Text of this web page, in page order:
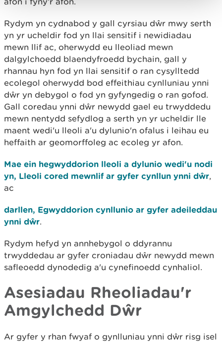
Rydym yn cydnabod y gall cyrsiau dŵr mwy serth
yn yr ucheldir fod yn llai sensitif i newidiadau
mewn llif ac, oherwydd eu lleoliad mewn
dalgylchoedd blaendyfroedd bychain, gall y
rhannau hyn fod yn llai sensitif o ran cysylltedd
ecolegol oherwydd bod effeithiau cynlluniau ynni
dŵr yn debygol o fod yn gyfyngedig o ran gofod.
Gall coredau ynni dŵr newydd gael eu trwyddedu
mewn nentydd sefydlog a serth yn yr ucheldir lle
maent wedi'u lleoli a'u dylunio'n ofalus i leihau eu
heffaith ar geomorffoleg ac ecoleg yr afon.
Mae ein hegwyddorion lleoli a dylunio wedi'u nodi
yn, Lleoli cored mewnlif ar gyfer cynllun ynni dŵr,
ac
darllen, Egwyddorion cynllunio ar gyfer adeileddau
ynni dŵr.
Rydym hefyd yn annhebygol o ddyrannu
trwyddedau ar gyfer croniadau dŵr newydd mewn
safleoedd dynodedig a'u cynefinoedd cynhaliol.
Asesiadau Rheoliadau'r
Amgylchedd Dŵr
Ar gyfer y rhan fwyaf o gynlluniau ynni dŵr risg isel